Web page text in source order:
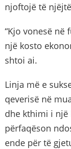
njoftojë të
“Kjo vonesë në
një kosto
shtoi ai.
Linja më e
qeverisë në
dhe kthimi i
përfaqëson
ende për të